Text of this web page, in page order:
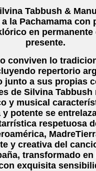
Tabbush &
la Pachamama con
en permanente
presente.
conviven lo
repertorio
junto a sus propias
de Silvina Tabbush
y musical
potente se
respetuosa
y creativa del
transformado
exquisita